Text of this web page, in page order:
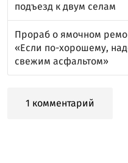
подъезд к двум селам
Прораб о ямочном
«Если по-хорошему,
свежим асфальтом»
1 комментарий